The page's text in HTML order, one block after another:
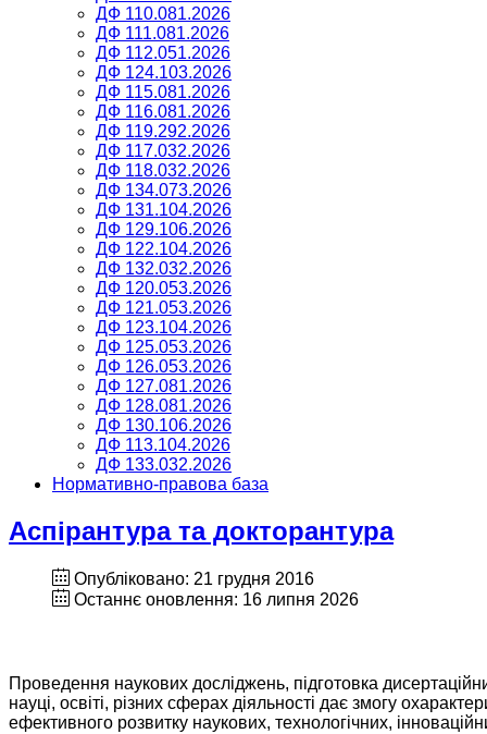
ДФ 110.081.2026
ДФ 111.081.2026
ДФ 112.051.2026
ДФ 124.103.2026
ДФ 115.081.2026
ДФ 116.081.2026
ДФ 119.292.2026
ДФ 117.032.2026
ДФ 118.032.2026
ДФ 134.073.2026
ДФ 131.104.2026
ДФ 129.106.2026
ДФ 122.104.2026
ДФ 132.032.2026
ДФ 120.053.2026
ДФ 121.053.2026
ДФ 123.104.2026
ДФ 125.053.2026
ДФ 126.053.2026
ДФ 127.081.2026
ДФ 128.081.2026
ДФ 130.106.2026
ДФ 113.104.2026
ДФ 133.032.2026
Нормативно-правова база
Аспірантура та докторантура
Опубліковано: 21 грудня 2016
Останнє оновлення: 16 липня 2026
Проведення наукових досліджень, підготовка
науці, освіті, різних сферах діяльності дає змогу
ефективного розвитку наукових, технологічних,